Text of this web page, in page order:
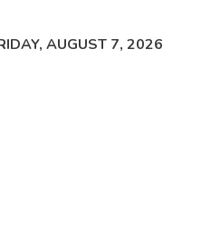
AUGUST 7, 2026